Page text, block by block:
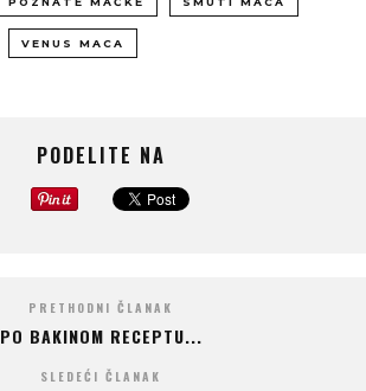
VENUS MACA
PODELITE NA
PRETHODNI ČLANAK
PO BAKINOM RECEPTU...
SLEDEĆI ČLANAK